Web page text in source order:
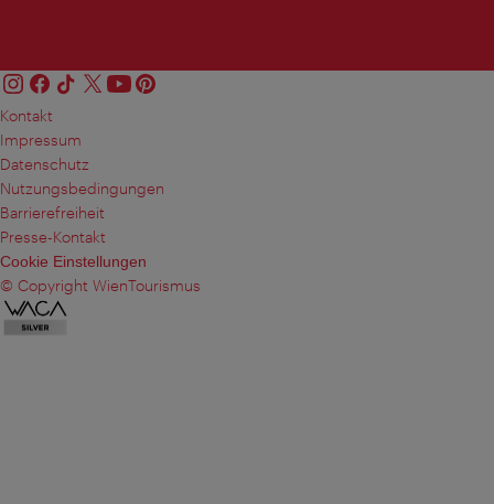
Kontakt
Impressum
Datenschutz
Nutzungsbedingungen
Barrierefreiheit
Presse-Kontakt
Cookie Einstellungen
© Copyright WienTourismus